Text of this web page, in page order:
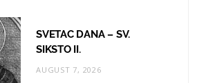
SVETAC DANA – SV.
SIKSTO II.
AUGUST 7, 2026